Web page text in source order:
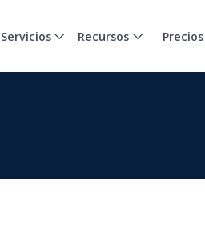
Servicios Recursos Precios